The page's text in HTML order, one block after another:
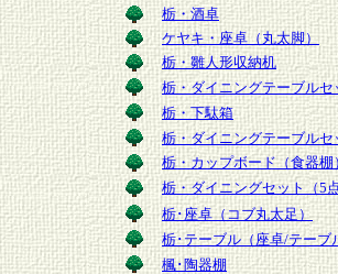
栃・酒卓
ケヤキ・座卓（丸太脚）
栃・雛人形収納机
栃・ダイニングテーブル
栃・下駄箱
栃・ダイニングテーブル
栃・カップボード（食器
栃・ダイニングセット（5
栃･座卓（コブ丸太足）
栃･テーブル（座卓/テーブ
楓･陶器棚